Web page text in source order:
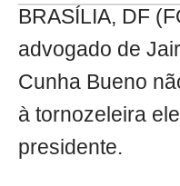
BRASÍLIA, DF
advogado de
Cunha Bueno
à tornozeleira
presidente.